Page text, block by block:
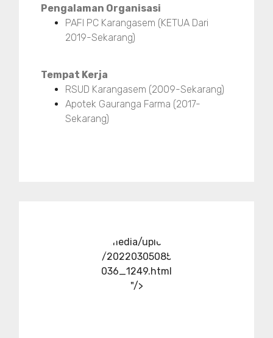
Pengalaman Organisasi
PAFI PC Karangasem (KETUA Dari
2019-Sekarang)
Tempat Kerja
RSUD Karangasem (2009-Sekarang)
Apotek Gauranga Farma (2017-
Sekarang)
../media/upload
/20220305085
036_1249.html
"/>